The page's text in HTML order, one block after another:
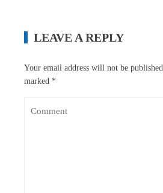
LEAVE A REPLY
Your email address will not be published.
marked *